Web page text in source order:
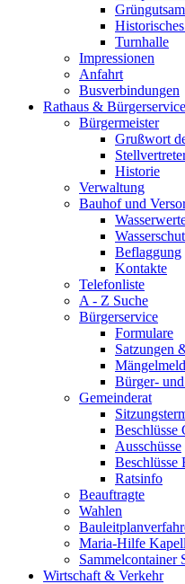
Turnhalle
Impressionen
Anfahrt
Busverbindungen
Rathaus & Bürgerservice
Bürgermeister
Grußwort
Historie
Verwaltung
Bauhof und
Beflaggung
Kontakte
Telefonliste
A - Z Suche
Bürgerservice
Formulare
Satzungen
Bürger-
Gemeinderat
Beschlüsse
Ausschüsse
Beschlüsse
Ratsinfo
Beauftragte
Wahlen
Maria-Hilfe
Sammelcontainer
Wirtschaft & Verkehr